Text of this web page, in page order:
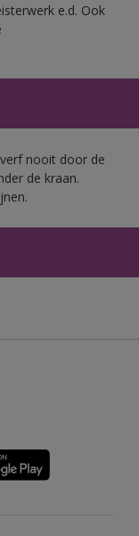
e.d. Ook
nooit door de
de kraan.